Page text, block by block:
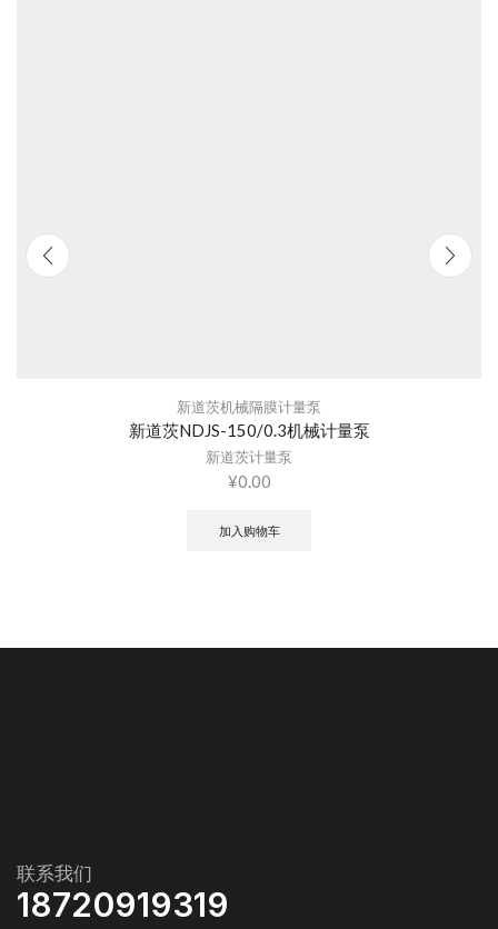
新道茨机械隔膜计量泵
新道茨NDJS-150/0.3机械计量泵
新道茨计量泵
¥0.00
加入购物车
联系我们
18720919319